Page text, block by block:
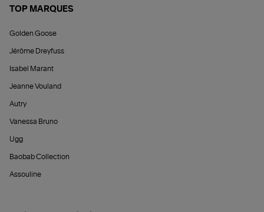
TOP MARQUES
Golden Goose
Jérôme Dreyfuss
Isabel Marant
Jeanne Vouland
Autry
Vanessa Bruno
Ugg
Baobab Collection
Assouline